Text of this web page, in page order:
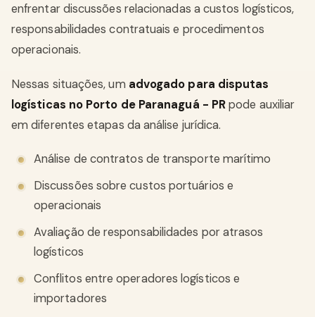
enfrentar discussões relacionadas a custos logísticos,
responsabilidades contratuais e procedimentos
operacionais.
Nessas situações, um advogado para disputas
logísticas no Porto de Paranaguá - PRpode auxiliar
em diferentes etapas da análise jurídica.
Análise de contratos de transporte marítimo
Discussões sobre custos portuários e
operacionais
Avaliação de responsabilidades por atrasos
logísticos
Conflitos entre operadores logísticos e
importadores